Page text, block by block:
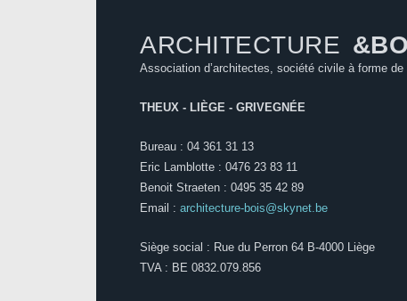
ARCHITECTURE
Association d’architectes, société civile à forme de
THEUX - LIÈGE - GRIVEGNÉE
Bureau : 04 361 31 13
Eric Lamblotte : 0476 23 83 11
Benoit Straeten : 0495 35 42 89
Email : architecture-bois@skynet.be
Siège social : Rue du Perron 64 B-4000 Liège
TVA : BE 0832.079.856